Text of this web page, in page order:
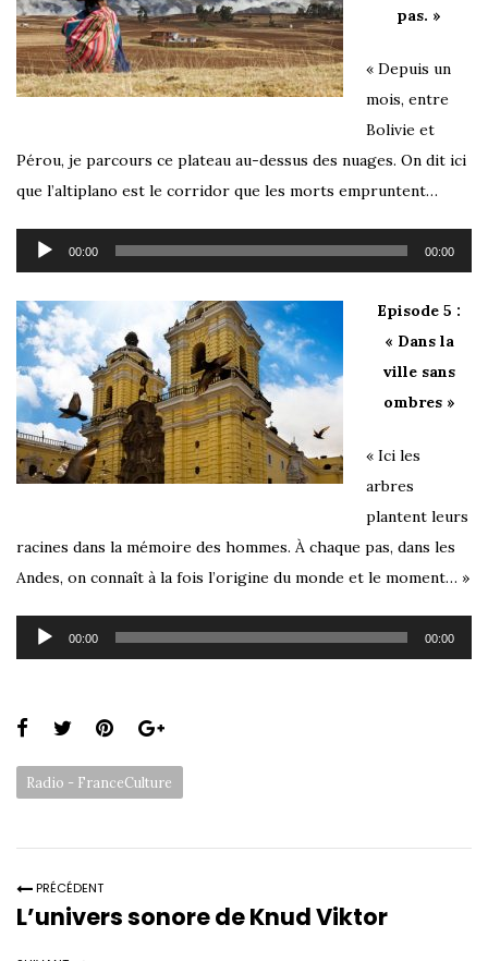
pas. »
« Depuis un
mois, entre
Bolivie et
Pérou, je parcours ce plateau au-dessus des nuages. On dit ici
que l’altiplano est le corridor que les morts empruntent…
Lecteur
audio
00:00 00:00
Episode 5 :
« Dans la
ville sans
ombres »
« Ici les
arbres
plantent leurs
racines dans la mémoire des hommes. À chaque pas, dans les
Andes, on connaît à la fois l’origine du monde et le moment… »
Lecteur
audio
00:00 00:00
S
e
h
Radio - FranceCulture
PRÉCÉDENT
L’univers sonore de Knud Viktor